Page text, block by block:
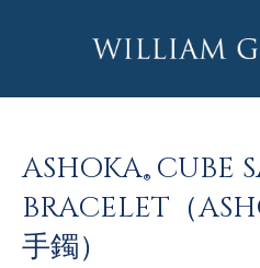
高級珠寶
男戒
項鍊
吊墜
ASHOKA 珠宝
戒指
BANDS
MEN'S RINGS
歷史
ASHOKA®
ASHOKA®CUBE
BRACELET（
手鐲）